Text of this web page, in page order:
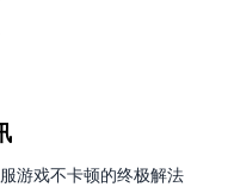
游戏不卡顿的终极解法